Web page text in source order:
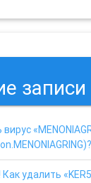
записи
Как удалить